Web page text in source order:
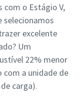
o Estágio V,
selecionamos
excelente
Um
22% menor
com a unidade de
carga).